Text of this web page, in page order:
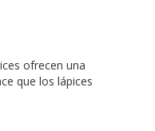
ofrecen una
que los lápices